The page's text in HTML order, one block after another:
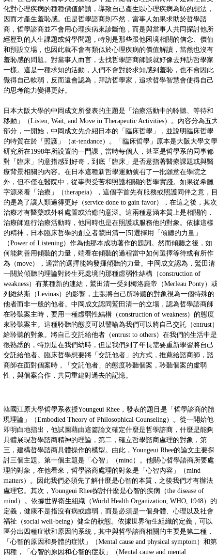
化對心理疾病的種種價值解讀，導致自己產生以心理疾病為恥的想法，
因而才產生羞恥感。但是哲學諮商則不然，當事人如果求助於哲學諮
商，哲學諮商並不會用心理疾病來診斷他，而是與當事人共同探討他所
經歷到的人生課題或哲學問題，特別是那些跟他困境相關的信念、價值
和預設立場，也因此就不會有類似於心理疾病的價值解讀，當然也沒有
羞恥感的問題。對當事人而言，去找哲學諮商師談就好像去拜訪哲學家
一樣。這是一種求知的活動，人們不會對於求知感到羞恥，也不會因此
覺得自己軟弱，反而還會認為，拜訪哲學家，追求哲學智慧會使得自己
的思考能力變得更好。
日本大阪大學的中岡成文所發表的主題是「治療活動中的聆聽、等待和
移動」（Listen, Wait, and Move in Therapeutic Activities）。內容分為五
部分，一開始，中岡成文先介紹日本的「臨床哲學」，並說明臨床哲學
的特質在於「照護」（at-tendance）。「臨床哲學」原本是大阪大學文學
研究所在1998年所設置的一門課，當時每個人，甚至是哲學系的同事都
對「臨床」的意指感到好奇，到底「臨床」是否意指著醫療課題或與醫
療背景相關的內容。在日本這種新哲學運動號召了一批願意在學院之
外，但不僅在醫院中，從事與受苦和照護相關的哲學實踐。如果從希臘
字源來看「治療」（therapeia），這個字首先有服務或照護同伴之意，
的是為了讓人類過得更好（service done to gain favor），在這之後，其次
治療才有醫藥或外科處置或治癒的意涵。這兩種意涵本質上是相關的，
治療師進行治療活動時，他同時也是在照護或服務他的對象。依據這樣
的精神，日本臨床哲學的創立者鷲田清一[5]選擇用「傾聽的力量」
（Power of Listening）作為他那本成功著作的題詞。然而傾聽之後，如
何能夠善用傾聽的力量，端看在傾聽的過程當中如何選擇等待或有所作
為（move），適當的選擇能夠發揮傾聽的力量。中岡成文認為，鷲田清
一關於傾聽的理論對於生死處境的那種虛弱性結構（construction of
weakness）有某種新的連結，鷲田清一受到梅洛龐帝（Merleau Ponty）
列維納斯（Levinas）的影響，主張將自己所聆聽的對象視為一個特殊的
他者而非一般的他者。中岡成文認同鷲田清一的立場，認為哲學諮商師
在聆聽案主時，要用一種虛弱性結構（construction of weakness）的態度
來聆聽案主。這種聆聽的態度可以譬喻為我們可以將自己交託（entrust
給聆聽的對象。將自己交託給他者（entrust to others）在我們的生活中是
很熟悉的，特別是在我們幼時，但是我們到了年長需要重新學習將自己
交託給他者。臨床哲學想要將「交託他者」的方式，推薦給諮商師，諮
商師在面對個案時，「交託他者」的態度聆聽個案，聆聽個案的虛弱
性，與個案合作，共同重建對過去的記憶。
韓國江原大學哲學系教授Youngeui Rhee，發表的題目是「哲學諮商的體
現理論」（Embodied Theory of Philosophical Counseling）。從一開始他
即明白地指出，他試圖藉由這篇論文確定什麼是哲學諮商，什麼是能夠
具體展現哲學諮商精神的理論，第二，確立哲學諮商處理的對象，第
三，建構哲學諮商具體操作的模型。由此，Youngeui Rhee的論文主要探
討三個主題。第一個主題是「心智」（mind）。他關心哲學諮商所要處
理的對象，在他看來，哲學諮商處理的對象是「心智內容」（mind
matters）。因此我們必須先了解什麼是心智的本質，之後我們才有辦法
處理它。其次，Youngeui Rhee探討什麼是心智的疾病（the disease of
mind）。依據世界衛生組織（World Health Organization, WHO, 1948）的
定義，健康不是指沒有病或虛弱，而是必須是一個身體、心理以及社會
福祉（social well-being）健全的狀態。依據世界衛生組織的定義，可以
區分出四種症狀和原因的系統，其中與哲學諮商相關的主要是第二種，
「心智的原因和身體的症狀」（Mental cause and physical symptom）和第
四種，「心智的原因和心智的症狀」（Mental cause and mental